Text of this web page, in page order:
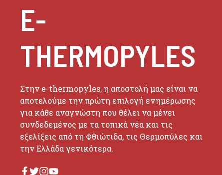
E-
THERMOPYLES
Στην e-thermopyles, η αποστολή μας είναι να
αποτελούμε την πρώτη επιλογή ενημέρωσης
για κάθε αναγνώστη που θέλει να μένει
συνδεδεμένος με τα τοπικά νέα και τις
εξελίξεις από τη Φθιώτιδα, τις Θερμοπύλες και
την Ελλάδα γενικότερα.